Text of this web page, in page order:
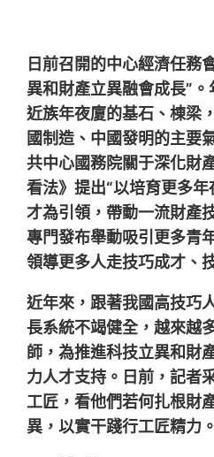
日前召開的中心經濟任務
異和財產立異融會成長”
近族年夜廈的基石、棟梁
國制造、中國發明的主要
共中心國務院關于深化財
看法》提出“以培育更多
才為引領，帶動一流財產
專門發布舉動吸引更多青
領導更多人走技巧成才、
近年來，跟著我國高技巧
長系統不竭健全，越來越
師，為推進科技立異和財
力人才支持。日前，記者
工匠，看他們若何扎根財
異，以實干踐行工匠精力。